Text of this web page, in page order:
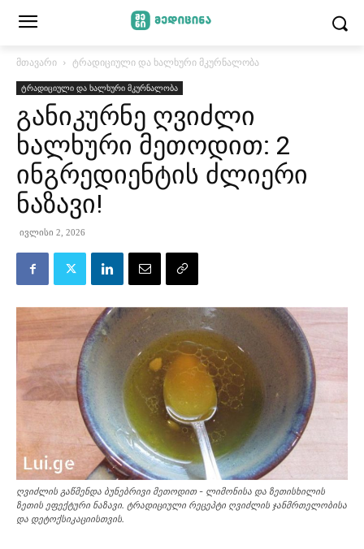
მთავარი ტრადიციული და ხალხური მკურნალობა
ტრადიციული და ხალხური მკურნალობა
განიკურნე ღვიძლი
ხალხური მეთოდით: 2
ინგრედიენტის ძლიერი
ნაზავი!
ივლისი 2, 2026
ღვიძლის გაწმენდა ბუნებრივი მეთოდით - ლიმონისა და ზეთისხილის
ზეთის ეფექტური ნაზავი. ტრადიციული რეცეპტი ღვიძლის ჯანმრთელობისა
და დეტოქსიკაციისთვის.